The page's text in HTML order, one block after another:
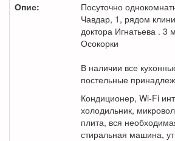
Опис:
Посуточно
Чавдар, 1, рядом
доктора Игнатьева .
Осокорки
В наличии все
постельные
Кондиционер, Wi-Fi
холодильник,
плита, вся
стиральная машина,